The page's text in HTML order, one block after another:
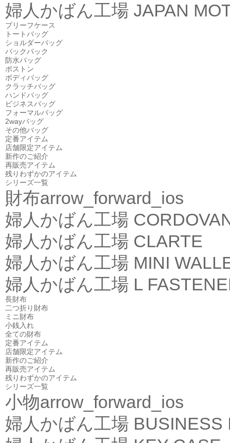
婦人かばん工場 JAPAN
ブリーフケース
トートバッグ
ショルダーバッグ
バックパック
防水バッグ
ボストン
ボディバッグ
クラッチバッグ
ハンドバッグ
ビジネスバッグ
フォーマルバッグ
2wayバッグ
その他バッグ
定番アイテム
店舗限定アイテム
新作のご紹介
再販売アイテム
残りわずかのアイテム
シリーズ一覧
財布arrow_forward_ios
婦人かばん工場
婦人かばん工場 CLARTE
婦人かばん工場 MINI
婦人かばん工場 L
長財布
二つ折り財布
ミニ財布
小銭入れ
全ての財布
定番アイテム
店舗限定アイテム
新作のご紹介
再販売アイテム
残りわずかのアイテム
シリーズ一覧
小物arrow_forward_ios
婦人かばん工場 BUSINESS